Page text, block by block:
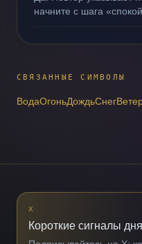
начните с шага
СВЯЗАННЫЕ СИМВОЛЫ
ВодаОгоньДождьСнег
X
Короткие сигналы